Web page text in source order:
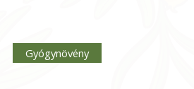
Gyógynövény